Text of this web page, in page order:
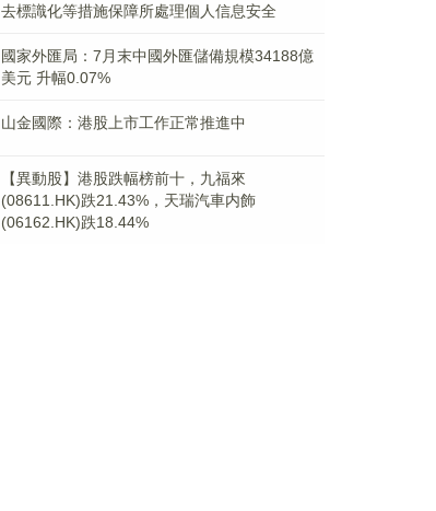
去標識化等措施保障所處理個人信息安全
國家外匯局：7月末中國外匯儲備規模34188億
美元 升幅0.07%
山金國際：港股上市工作正常推進中
【異動股】港股跌幅榜前十，九福來
(08611.HK)跌21.43%，天瑞汽車内飾
(06162.HK)跌18.44%